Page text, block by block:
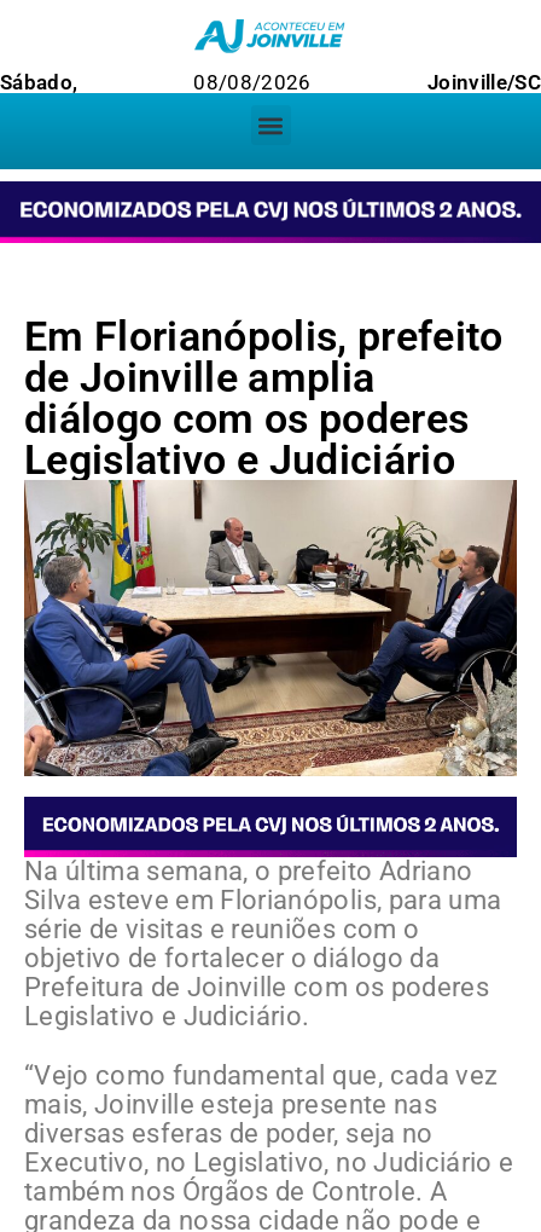
Sábado, 08/08/2026 Joinville/SC
Em Florianópolis, prefeito
de Joinville amplia
diálogo com os poderes
Legislativo e Judiciário
Na última semana, o prefeito Adriano
Silva esteve em Florianópolis, para uma
série de visitas e reuniões com o
objetivo de fortalecer o diálogo da
Prefeitura de Joinville com os poderes
Legislativo e Judiciário.
“Vejo como fundamental que, cada vez
mais, Joinville esteja presente nas
diversas esferas de poder, seja no
Executivo, no Legislativo, no Judiciário e
também nos Órgãos de Controle. A
grandeza da nossa cidade não pode e